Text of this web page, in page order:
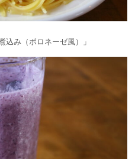
込み（ボロネーゼ風）」